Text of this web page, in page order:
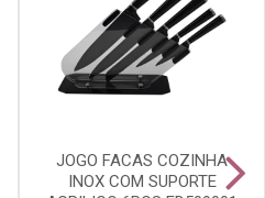
JOGO FACAS COZINHA
INOX COM SUPORTE